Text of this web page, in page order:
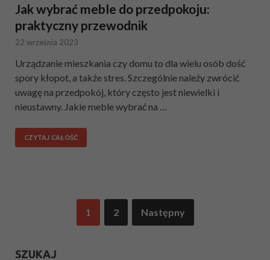
Jak wybrać meble do przedpokoju:
praktyczny przewodnik
22 września 2023
Urządzanie mieszkania czy domu to dla wielu osób dość
spory kłopot, a także stres. Szczególnie należy zwrócić
uwagę na przedpokój, który często jest niewielki i
nieustawny. Jakie meble wybrać na …
CZYTAJ CAŁOŚĆ
1 2 Następny
SZUKAJ